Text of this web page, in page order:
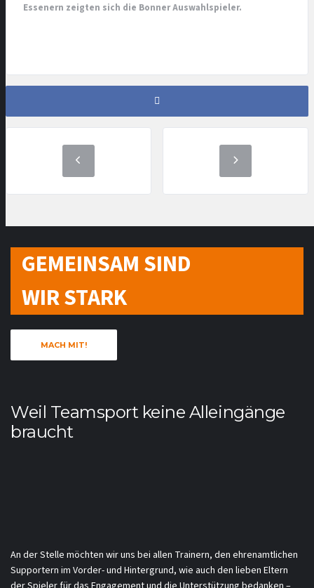
Essenern zeigten sich die Bonner Auswahlspieler.
GEMEINSAM SIND
WIR STARK
MACH MIT!
Weil Teamsport keine Alleingänge
braucht
An der Stelle möchten wir uns bei allen Trainern, den ehrenamtlichen
Supportern im Vorder- und Hintergrund, wie auch den lieben Eltern